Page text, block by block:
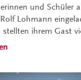
und Schüler
Lohmann
stellten ihrem Gast